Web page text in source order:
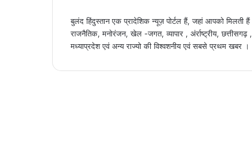
बुलंद हिंदुस्तान एक प्रादेशिक न्यूज़ पोर्टल हैं, जहां आपको मिलती हैं
राजनैतिक, मनोरंजन, खेल -जगत, व्यापार , अंर्राष्ट्रीय, छत्तीसगढ़ ,
मध्याप्रदेश एवं अन्य राज्यो की विश्वशनीय एवं सबसे प्रथम खबर ।